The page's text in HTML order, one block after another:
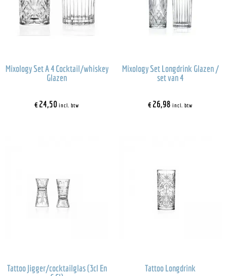
Mixology Set A 4 Cocktail/whiskey
Glazen
€24,50 incl. btw
Mixology Set Longdrink Glazen /
set van 4
€26,98 incl. btw
Tattoo Jigger/cocktailglas (3cl En
Tattoo Longdrink